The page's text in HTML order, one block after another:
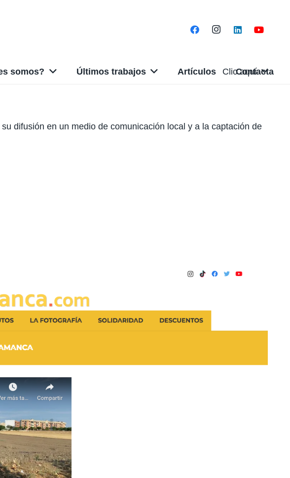
somos? Últimos trabajos Artículos Contacta
Clic aquí
difusión en un medio de comunicación local y a la captación de